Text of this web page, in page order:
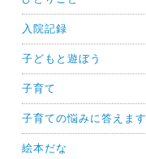
入院記録
子どもと遊ぼう
子育て
子育ての悩みに答えます
絵本だな